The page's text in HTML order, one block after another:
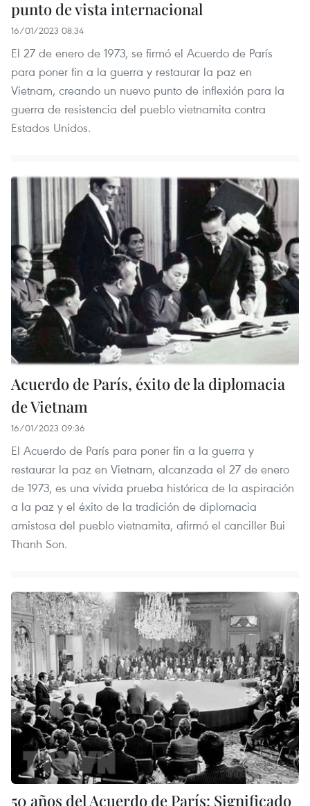
punto de vista internacional
16/01/2023 08:34
El 27 de enero de 1973, se firmó el Acuerdo de París
para poner fin a la guerra y restaurar la paz en
Vietnam, creando un nuevo punto de inflexión para la
guerra de resistencia del pueblo vietnamita contra
Estados Unidos.
Acuerdo de París, éxito de la diplomacia
de Vietnam
16/01/2023 09:36
El Acuerdo de París para poner fin a la guerra y
restaurar la paz en Vietnam, alcanzada el 27 de enero
de 1973, es una vívida prueba histórica de la aspiración
a la paz y el éxito de la tradición de diplomacia
amistosa del pueblo vietnamita, afirmó el canciller Bui
Thanh Son.
50 años del Acuerdo de París: Significado